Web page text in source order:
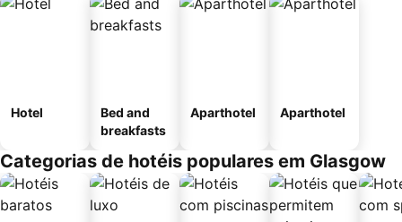
Hotel
Bed and
breakfasts
Aparthotel Aparthotel
Categorias de hotéis populares em Glasgow